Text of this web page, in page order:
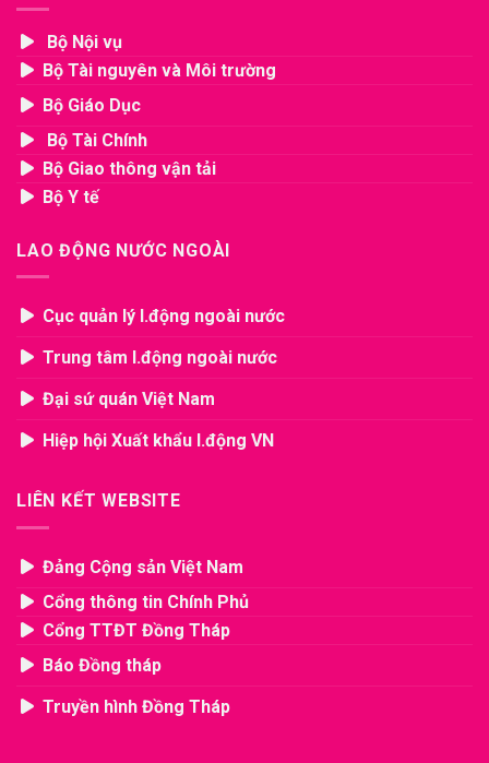
Bộ Nội vụ
Bộ Tài nguyên và Môi trường
Bộ Giáo Dục
Bộ Tài Chính
Bộ Giao thông vận tải
Bộ Y tế
LAO ĐỘNG NƯỚC NGOÀI
Cục quản lý l.động ngoài nước
Trung tâm l.động ngoài nước
Đại sứ quán Việt Nam
Hiệp hội Xuất khẩu l.động VN
LIÊN KẾT WEBSITE
Đảng Cộng sản Việt Nam
Cổng thông tin Chính Phủ
Cổng TTĐT Đồng Tháp
Báo Đồng tháp
Truyền hình Đồng Tháp